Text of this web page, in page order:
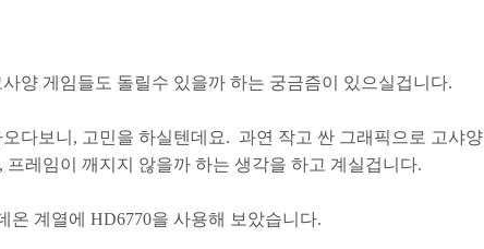
양 게임들도 돌릴수 있을까 하는 궁금즘이 있으실겁니다.
다보니, 고민을 하실텐데요. 과연 작고 싼 그래픽으로 고샤양
레임이 깨지지 않을까 하는 생각을 하고 계실겁니다.
온 계열에 HD6770을 사용해 보았습니다.